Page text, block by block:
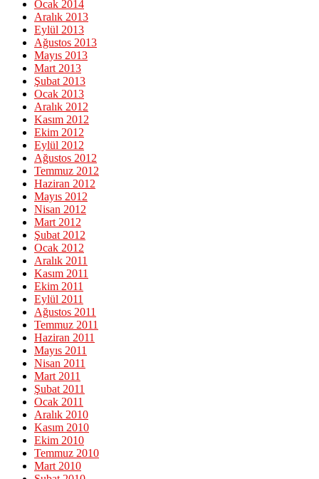
Ocak 2014
Aralık 2013
Eylül 2013
Ağustos 2013
Mayıs 2013
Mart 2013
Şubat 2013
Ocak 2013
Aralık 2012
Kasım 2012
Ekim 2012
Eylül 2012
Ağustos 2012
Temmuz 2012
Haziran 2012
Mayıs 2012
Nisan 2012
Mart 2012
Şubat 2012
Ocak 2012
Aralık 2011
Kasım 2011
Ekim 2011
Eylül 2011
Ağustos 2011
Temmuz 2011
Haziran 2011
Mayıs 2011
Nisan 2011
Mart 2011
Şubat 2011
Ocak 2011
Aralık 2010
Kasım 2010
Ekim 2010
Temmuz 2010
Mart 2010